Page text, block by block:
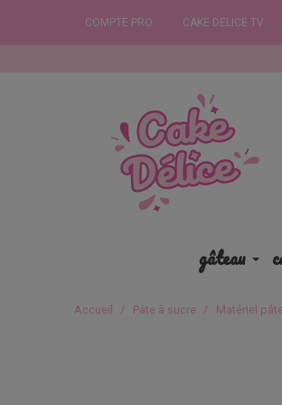
COMPTE PRO CAKE DELICE TV
gâteau
Accueil Pâte à sucre Matériel